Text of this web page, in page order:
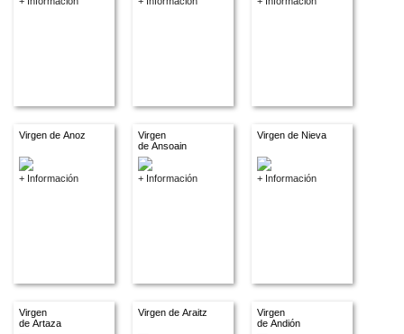
Virgen de Anoz
+ Información
Virgen
de Ansoain
+ Información
Virgen de Nieva
+ Información
Virgen
de Artaza
Virgen de Araitz
Virgen
de Andión